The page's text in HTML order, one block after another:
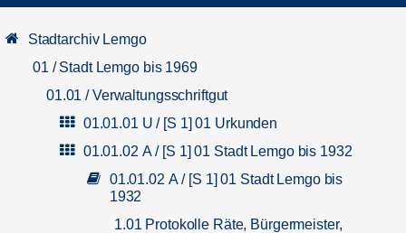
Stadtarchiv Lemgo
01 / Stadt Lemgo bis 1969
01.01 / Verwaltungsschriftgut
01.01.01 U / [S 1] 01 Urkunden
01.01.02 A / [S 1] 01 Stadt Lemgo bis 1932
01.01.02 A / [S 1] 01 Stadt Lemgo bis
1932
1.01 Protokolle Räte, Bürgermeister,